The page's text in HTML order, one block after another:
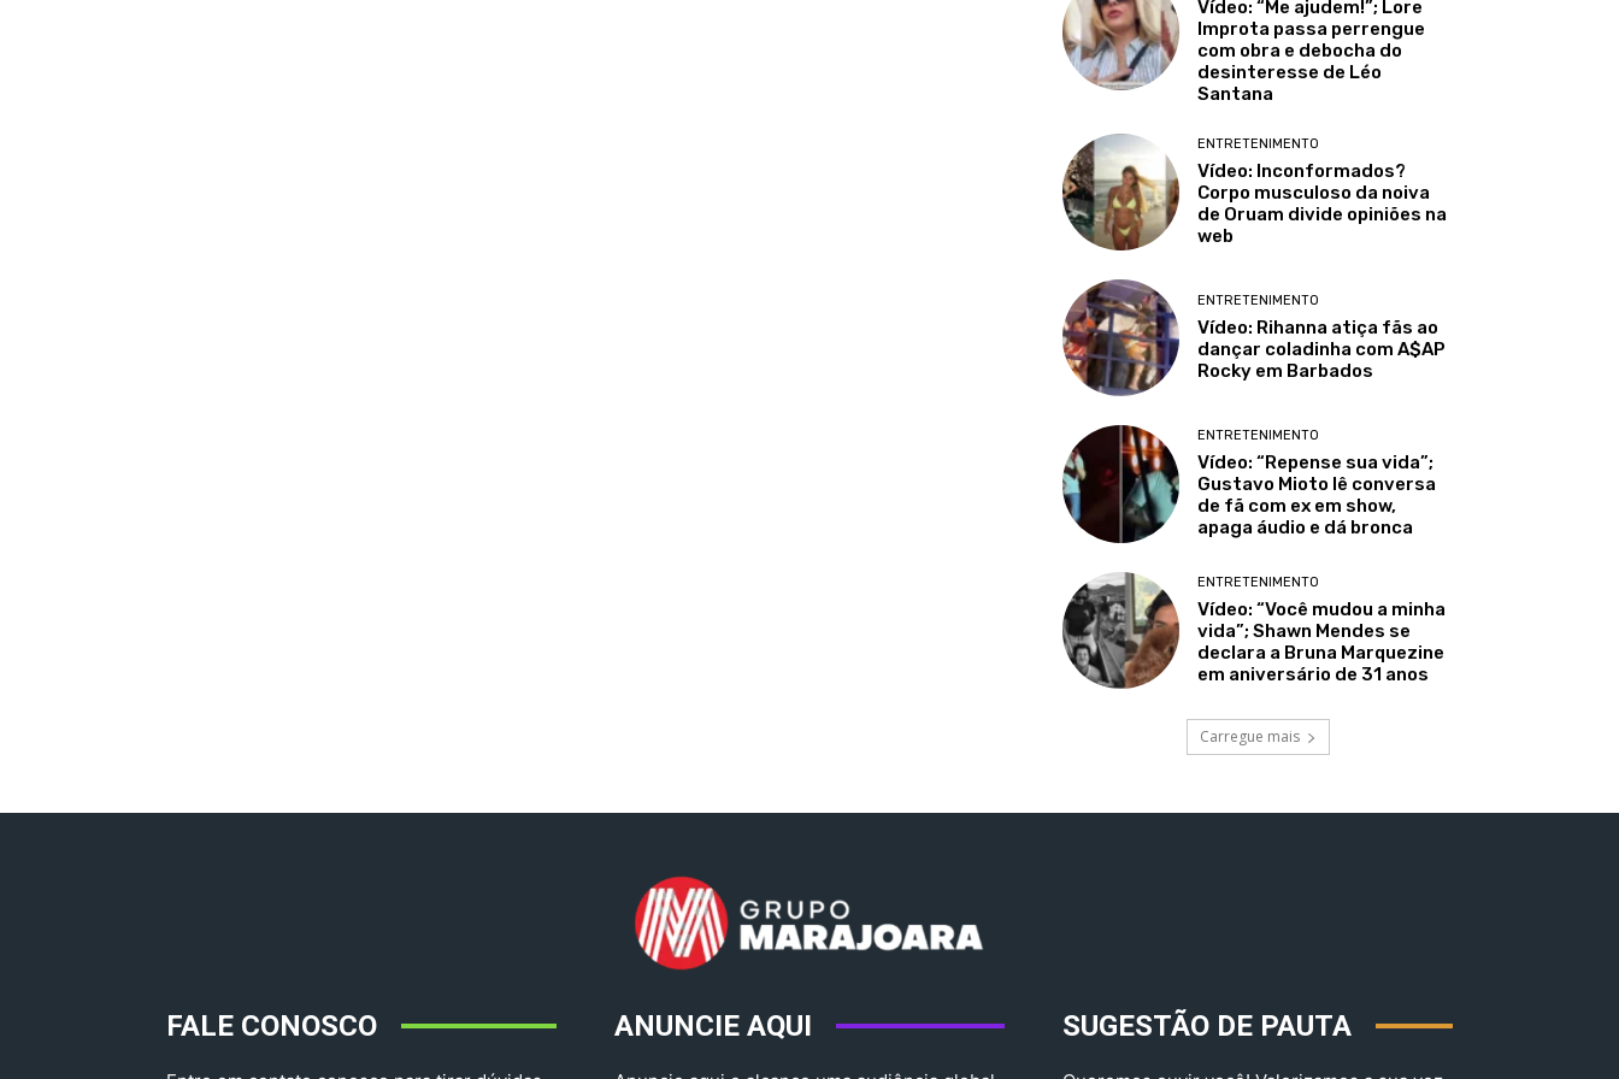
Vídeo: “Me ajudem!”; Lore
Improta passa perrengue
com obra e debocha do
desinteresse de Léo
Santana
ENTRETENIMENTO
Vídeo: Inconformados?
Corpo musculoso da noiva
de Oruam divide opiniões na
web
ENTRETENIMENTO
Vídeo: Rihanna atiça fãs ao
dançar coladinha com A$AP
Rocky em Barbados
ENTRETENIMENTO
Vídeo: “Repense sua vida”;
Gustavo Mioto lê conversa
de fã com ex em show,
apaga áudio e dá bronca
ENTRETENIMENTO
Vídeo: “Você mudou a minha
vida”; Shawn Mendes se
declara a Bruna Marquezine
em aniversário de 31 anos
Carregue mais
FALE CONOSCO ANUNCIE AQUI SUGESTÃO DE PAUTA